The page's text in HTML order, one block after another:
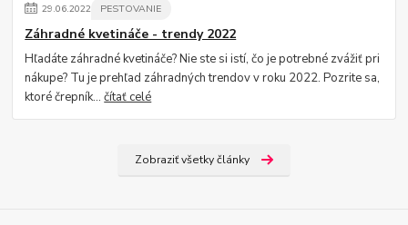
29.06.2022 PESTOVANIE
Záhradné kvetináče - trendy 2022
Hľadáte záhradné kvetináče? Nie ste si istí, čo je potrebné zvážiť pri
nákupe? Tu je prehľad záhradných trendov v roku 2022. Pozrite sa,
ktoré črepník...čítať celé
Zobraziť všetky články